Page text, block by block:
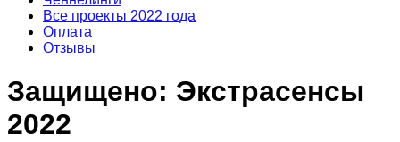
Все проекты 2022 года
Оплата
Отзывы
Защищено: Экстрасенсы
2022